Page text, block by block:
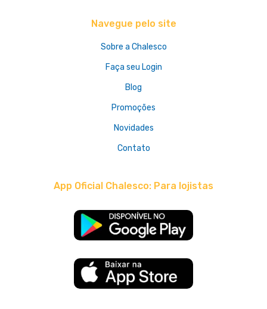
Navegue pelo site
Sobre a Chalesco
Faça seu Login
Blog
Promoções
Novidades
Contato
App Oficial Chalesco: Para lojistas